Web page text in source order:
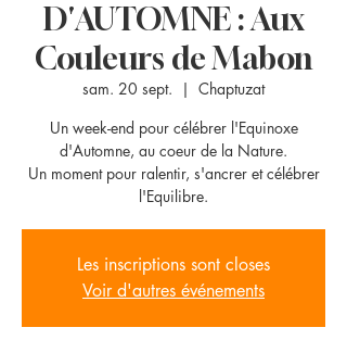
D'AUTOMNE : Aux
Couleurs de Mabon
sam. 20 sept.
  |
Chaptuzat
Un week-end pour célébrer l'Equinoxe
d'Automne, au coeur de la Nature.
Un moment pour ralentir, s'ancrer et célébrer
l'Equilibre.
Les inscriptions sont closes
Voir d'autres événements